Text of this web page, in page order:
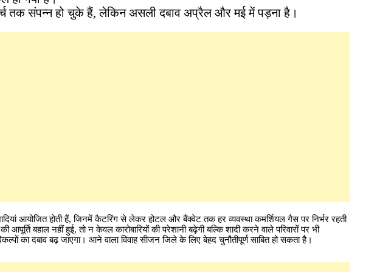
तक संपन्न हो चुके हैं, लेकिन असली दबाव अप्रैल और मई में पड़ना है।
आयोजित होती हैं, जिनमें कैटरिंग से लेकर होटल और बैंक्वेट तक हर व्यवस्था कमर्शियल गैस पर निर्भर रहती
आपूर्ति बहाल नहीं हुई, तो न केवल कारोबारियों की परेशानी बढ़ेगी बल्कि शादी करने वाले परिवारों पर भी
का दबाव बढ़ जाएगा। आने वाला विवाह सीजन जिले के लिए बेहद चुनौतीपूर्ण साबित हो सकता है।